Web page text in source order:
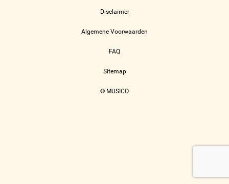
Disclaimer
Algemene Voorwaarden
FAQ
Sitemap
© MUSICO